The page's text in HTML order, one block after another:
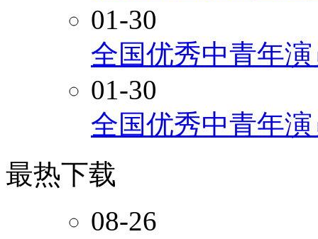
01-30
全国优秀中青年
01-30
全国优秀中青年
最热下载
08-26